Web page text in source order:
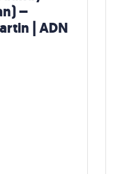
–
| ADN